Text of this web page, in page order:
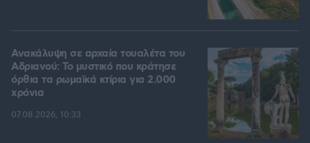
Ανακάλυψη σε αρχαία τουαλέτα του
Αδριανού: Το μυστικό που κράτησε
όρθια τα ρωμαϊκά κτίρια για 2.000
χρόνια
07.08.2026, 10:33